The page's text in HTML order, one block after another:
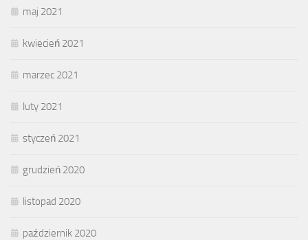
maj 2021
kwiecień 2021
marzec 2021
luty 2021
styczeń 2021
grudzień 2020
listopad 2020
październik 2020